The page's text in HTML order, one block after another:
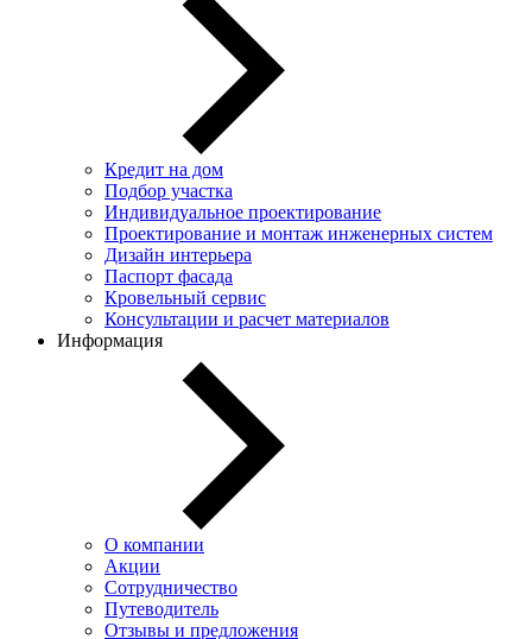
Кредит на дом
Подбор участка
Индивидуальное проектирование
Проектирование и монтаж инженерных систем
Дизайн интерьера
Паспорт фасада
Кровельный сервис
Консультации и расчет материалов
Информация
О компании
Акции
Сотрудничество
Путеводитель
Отзывы и предложения